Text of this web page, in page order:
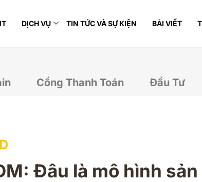
DỊCH VỤ TIN TỨC VÀ SỰ KIỆN BÀI VIẾT
Cổng Thanh Toán Đầu Tư
Đâu là mô hình